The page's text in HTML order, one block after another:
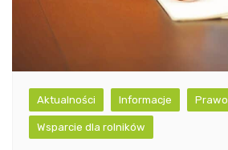
Aktualności Informacje Prawo
Wsparcie dla rolników